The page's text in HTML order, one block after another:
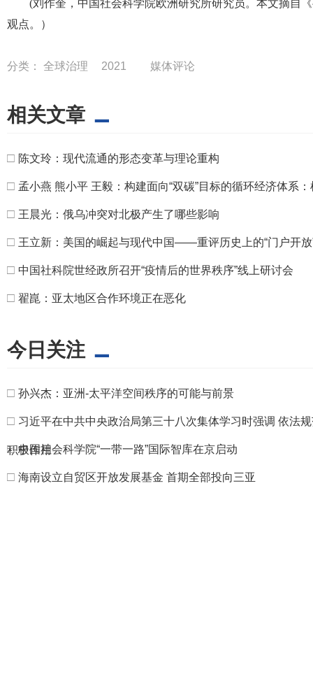
(刘作奎，中国社会科学院欧洲研究所研究员。本文摘自
观点。）
分类： 全球治理 2021 媒体评论
相关文章
□ 陈文玲：现代流通的形态变革与理论重构
□ 孟小燕 熊小平 王毅：构建面向“双碳”目标的循环经济体系
□ 王晨光：俄乌冲突对北极产生了哪些影响
□ 王立新：美国的崛起与现代中国——重评历史上的“门户开放
□ 中国社科院世经政所召开“疫情后的世界秩序”线上研讨会
□ 翟崑：亚太地区合作环境正在恶化
今日关注
□ 孙兴杰：亚洲-太平洋空间秩序的可能与前景
□ 习近平在中共中央政治局第三十八次集体学习时强调 依法
积极作用
□中国社会科学院“一带一路”国际智库在京启动
□ 海南设立自贸区开放发展基金 首期全部投向三亚